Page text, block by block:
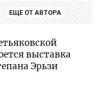
ЕЩЕ ОТ АВТОРА
выставка
Эрьзи